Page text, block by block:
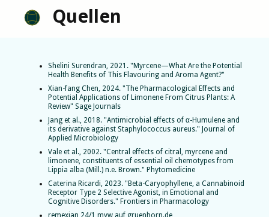
Quellen
Shelini Surendran, 2021. "Myrcene—What Are the Potential
Health Benefits of This Flavouring and Aroma Agent?"
Xian-fang Chen, 2024. "The Pharmacological Effects and
Potential Applications of Limonene From Citrus Plants: A
Review" Sage Journals
Jang et al., 2018. "Antimicrobial effects of α-Humulene and
its derivative against Staphylococcus aureus." Journal of
Applied Microbiology
Vale et al., 2002. "Central effects of citral, myrcene and
limonene, constituents of essential oil chemotypes from
Lippia alba (Mill.) n.e. Brown." Phytomedicine
Caterina Ricardi, 2023. "Beta-Caryophyllene, a Cannabinoid
Receptor Type 2 Selective Agonist, in Emotional and
Cognitive Disorders." Frontiers in Pharmacology
remexian 24/1 myw auf gruenhorn.de